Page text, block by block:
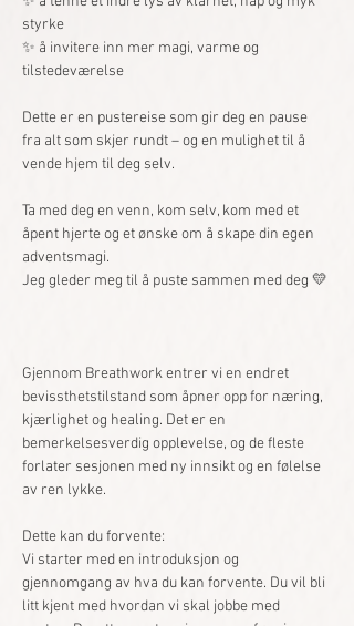
styrke
✨ å invitere inn mer magi, varme og
tilstedeværelse
Dette er en pustereise som gir deg en pause
fra alt som skjer rundt – og en mulighet til å
vende hjem til deg selv.
Ta med deg en venn, kom selv, kom med et
åpent hjerte og et ønske om å skape din egen
adventsmagi.
Jeg gleder meg til å puste sammen med deg 💛
Gjennom Breathwork entrer vi en endret
bevissthetstilstand som åpner opp for næring,
kjærlighet og healing. Det er en
bemerkelsesverdig opplevelse, og de fleste
forlater sesjonen med ny innsikt og en følelse
av ren lykke.
Dette kan du forvente:
Vi starter med en introduksjon og
gjennomgang av hva du kan forvente. Du vil bli
litt kjent med hvordan vi skal jobbe med